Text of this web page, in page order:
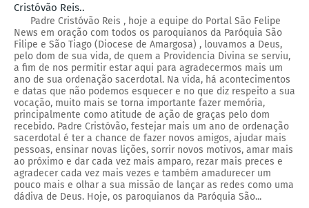
Cristóvão Reis..
Padre Cristóvão Reis , hoje a equipe do Portal São Felipe
News em oração com todos os paroquianos da Paróquia São
Filipe e São Tiago (Diocese de Amargosa) , louvamos a Deus,
pelo dom de sua vida, de quem a Providencia Divina se serviu,
a fim de nos permitir estar aqui para agradecermos mais um
ano de sua ordenação sacerdotal. Na vida, há acontecimentos
e datas que não podemos esquecer e no que diz respeito a sua
vocação, muito mais se torna importante fazer memória,
principalmente como atitude de ação de graças pelo dom
recebido. Padre Cristóvão, festejar mais um ano de ordenação
sacerdotal é ter a chance de fazer novos amigos, ajudar mais
pessoas, ensinar novas lições, sorrir novos motivos, amar mais
ao próximo e dar cada vez mais amparo, rezar mais preces e
agradecer cada vez mais vezes e também amadurecer um
pouco mais e olhar a sua missão de lançar as redes como uma
dádiva de Deus. Hoje, os paroquianos da Paróquia São...